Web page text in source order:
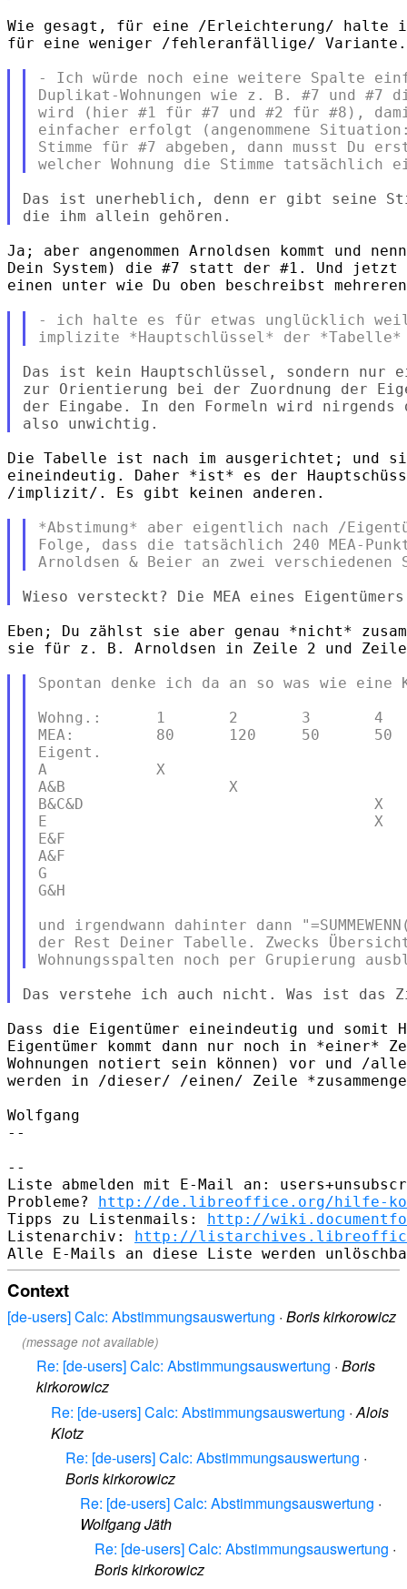
Wie gesagt, für eine /Erleichterung/ halte
für eine weniger /fehleranfällige/ Variante.
- Ich würde noch eine weitere Spalte
Duplikat-Wohnungen wie z. B. #7 und
wird (hier #1 für #7 und #2 für #8),
einfacher erfolgt (angenommene
Stimme für #7 abgeben, dann musst Du
Das ist unerheblich, denn er gibt seine
Ja; aber angenommen Arnoldsen kommt und
Dein System) die #7 statt der #1. Und
einen unter wie Du oben beschreibst
- ich halte es für etwas unglücklich
Das ist kein Hauptschlüssel, sondern nur
zur Orientierung bei der Zuordnung der
der Eingabe. In den Formeln wird nirgends
Die Tabelle ist nach im ausgerichtet; und
eineindeutig. Daher *ist* es der
/implizit/. Es gibt keinen anderen.
*Abstimung* aber eigentlich nach /
Folge, dass die tatsächlich 240 MEA-
Eben; Du zählst sie aber genau *nicht*
sie für z. B. Arnoldsen in Zeile 2 und
Spontan denke ich da an so was wie
Wohng.:      1       2       3
MEA:         80      120     50
Eigent.
A            X
A&B                  X
B&C&D
E                                    X
E&F
A&F
G
G&H
und irgendwann dahinter dann
der Rest Deiner Tabelle. Zwecks
Dass die Eigentümer eineindeutig und somit
Eigentümer kommt dann nur noch in *einer*
Wohnungen notiert sein können) vor und /
werden in /dieser/ /einen/ Zeile
Wolfgang
--
--
Liste abmelden mit E-Mail an:
Probleme? http://de.libreoffice.org/hilfe-
Tipps zu Listenmails: http://
Listenarchiv: http://
Context
[de-users] Calc: Abstimmungsauswertung · Boris kirkorowicz
(message not available)
Re: [de-users] Calc: Abstimmungsauswertung · Boris
kirkorowicz
Re: [de-users] Calc: Abstimmungsauswertung ·Alois
Klotz
Re: [de-users] Calc: Abstimmungsauswertung ·
Boris kirkorowicz
Re: [de-users] Calc: Abstimmungsauswertung ·
Wolfgang Jäth
Re: [de-users] Calc: Abstimmungsauswertung ·
Boris kirkorowicz